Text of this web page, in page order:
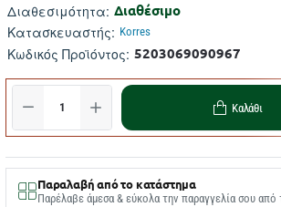
Διαθεσιμότητα: Διαθέσιμο
Κατασκευαστής: Korres
Κωδικός Προϊόντος: 5203069090967
Καλάθι
Παραλαβή από το κατάστημα
Παρέλαβε άμεσα & εύκολα την παραγγελία σου από